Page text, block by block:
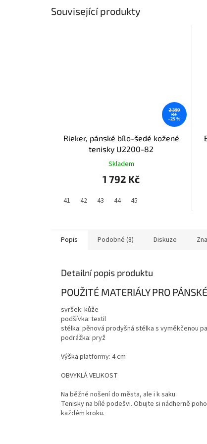
Související produkty
2 399
Kč
–25 %
Rieker, pánské bílo-šedé kožené
tenisky U2200-82
Skladem
1 792 Kč
41 42 43 44 45
Popis Podobné (8) Diskuze
Detailní popis produktu
POUŽITÉ MATERIÁLY PRO
svršek: kůže
podšívka: textil
stélka: pěnová prodyšná stélka s vyměkčenou
podrážka: pryž
Výška platformy: 4 cm
OBVYKLÁ VELIKOST
Na běžné nošení do města, ale i k saku.
Tenisky na bílé podešvi. Obujte si nádherně
každém kroku.